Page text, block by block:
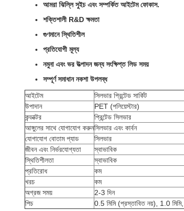
আমরা ঝিল্লি সুইচ এবং সম্পর্কিত আইটেম ফোকাস.
শক্তিশালী R&D ক্ষমতা
গুণমানে স্থিতিশীল
প্রতিযোগী মূল্য
নমুনা এবং ভর উত্পাদন জন্য সংক্ষিপ্ত লিড সময়
সম্পূর্ণ সমাধান নকশা উপলব্ধ
আইটেম
সিলভার প্রিন্টেড সার্কিট
উপাদান
PET (পলিয়েস্টার)
কন্ডাক্টর
প্রিন্টেড সিলভার
আঙ্গুলের সাথে যোগাযোগ করুনসিলভার এবং কার্বন
যোগাযোগ বোতাম প্যাড
সিলভার
জীবন এবং নির্ভরযোগ্যতা
স্বাভাবিক
স্থিতিশীলতা
স্বাভাবিক
প্রতিরোধ
কম
খরচ
কম
অগ্রজ সময়
2-3 দিন
পিচ
0.5 মিমি (প্রস্তাবিত নয়), 1.0